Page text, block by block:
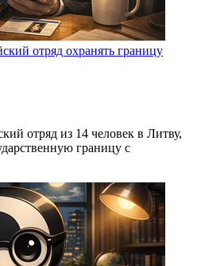
отряд охранять границу
отряд из 14 человек в Литву,
границу с